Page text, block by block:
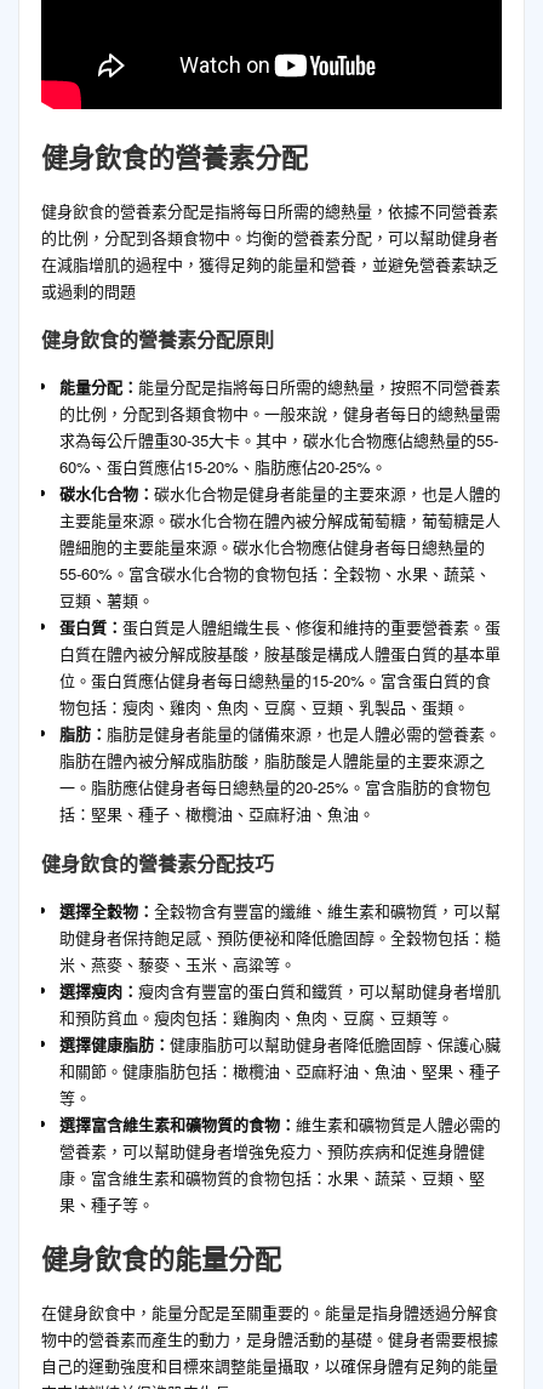
健身飲食的營養素分配
健身飲食的營養素分配是指將每日所需的總熱量，依據不同營養素
的比例，分配到各類食物中。均衡的營養素分配，可以幫助健身者
在減脂增肌的過程中，獲得足夠的能量和營養，並避免營養素缺乏
或過剩的問題
健身飲食的營養素分配原則
能量分配： 能量分配是指將每日所需的總熱量，按照不同營養素
的比例，分配到各類食物中。一般來說，健身者每日的總熱量需
求為每公斤體重30-35大卡。其中，碳水化合物應佔總熱量的55-
60%、蛋白質應佔15-20%、脂肪應佔20-25%。
碳水化合物： 碳水化合物是健身者能量的主要來源，也是人體的
主要能量來源。碳水化合物在體內被分解成葡萄糖，葡萄糖是人
體細胞的主要能量來源。碳水化合物應佔健身者每日總熱量的
55-60%。富含碳水化合物的食物包括：全穀物、水果、蔬菜、
豆類、薯類。
蛋白質： 蛋白質是人體組織生長、修復和維持的重要營養素。蛋
白質在體內被分解成胺基酸，胺基酸是構成人體蛋白質的基本單
位。蛋白質應佔健身者每日總熱量的15-20%。富含蛋白質的食
物包括：瘦肉、雞肉、魚肉、豆腐、豆類、乳製品、蛋類。
脂肪： 脂肪是健身者能量的儲備來源，也是人體必需的營養素。
脂肪在體內被分解成脂肪酸，脂肪酸是人體能量的主要來源之
一。脂肪應佔健身者每日總熱量的20-25%。富含脂肪的食物包
括：堅果、種子、橄欖油、亞麻籽油、魚油。
健身飲食的營養素分配技巧
選擇全穀物： 全穀物含有豐富的纖維、維生素和礦物質，可以幫
助健身者保持飽足感、預防便祕和降低膽固醇。全穀物包括：糙
米、燕麥、藜麥、玉米、高粱等。
選擇瘦肉： 瘦肉含有豐富的蛋白質和鐵質，可以幫助健身者增肌
和預防貧血。瘦肉包括：雞胸肉、魚肉、豆腐、豆類等。
選擇健康脂肪： 健康脂肪可以幫助健身者降低膽固醇、保護心臟
和關節。健康脂肪包括：橄欖油、亞麻籽油、魚油、堅果、種子
等。
選擇富含維生素和礦物質的食物： 維生素和礦物質是人體必需的
營養素，可以幫助健身者增強免疫力、預防疾病和促進身體健
康。富含維生素和礦物質的食物包括：水果、蔬菜、豆類、堅
果、種子等。
健身飲食的能量分配
在健身飲食中，能量分配是至關重要的。能量是指身體透過分解食
物中的營養素而產生的動力，是身體活動的基礎。健身者需要根據
自己的運動強度和目標來調整能量攝取，以確保身體有足夠的能量